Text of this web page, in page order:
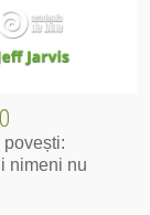
nimeni nu